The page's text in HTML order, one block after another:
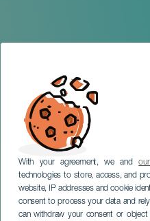
With your agreement, we and
technologies to store, access, and
website, IP addresses and cookie
consent to process your data and
can withdraw your consent or